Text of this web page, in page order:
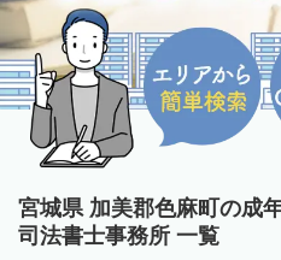
宮城県 加美郡色麻町の成
司法書士事務所 一覧